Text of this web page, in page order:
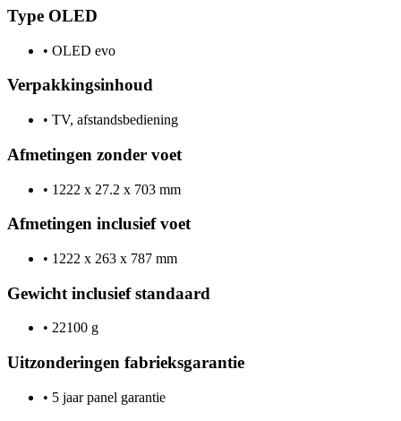
Type OLED
• OLED evo
Verpakkingsinhoud
• TV, afstandsbediening
Afmetingen zonder voet
• 1222 x 27.2 x 703 mm
Afmetingen inclusief voet
• 1222 x 263 x 787 mm
Gewicht inclusief standaard
• 22100 g
Uitzonderingen fabrieksgarantie
• 5 jaar panel garantie